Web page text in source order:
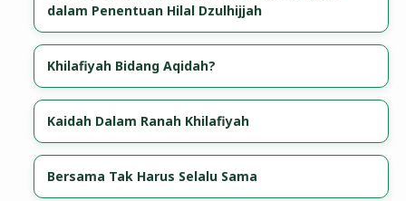
dalam Penentuan Hilal Dzulhijjah
Khilafiyah Bidang Aqidah?
Kaidah Dalam Ranah Khilafiyah
Bersama Tak Harus Selalu Sama